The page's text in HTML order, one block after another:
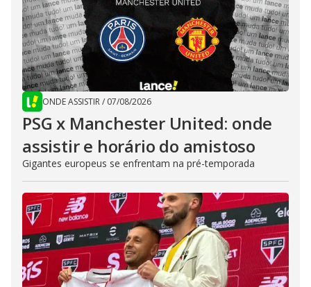
ONDE ASSISTIR/ 07/08/2026
PSG x Manchester United: onde
assistir e horário do amistoso
Gigantes europeus se enfrentam na pré-temporada